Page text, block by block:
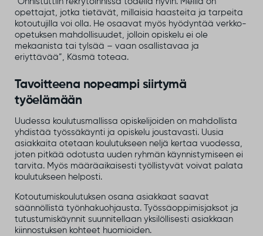
opettajat, jotka tietävät, millaisia haasteita ja tarpeita
kotoutujilla voi olla. He osaavat myös hyödyntää verkko-
opetuksen mahdollisuudet, jolloin opiskelu ei ole
mekaanista tai tylsää – vaan osallistavaa ja
eriyttävää”, Käsmä toteaa.
Tavoitteena nopeampi siirtymä
työelämään
Uudessa koulutusmallissa opiskelijoiden on mahdollista
yhdistää työssäkäynti ja opiskelu joustavasti. Uusia
asiakkaita otetaan koulutukseen neljä kertaa vuodessa,
joten pitkää odotusta uuden ryhmän käynnistymiseen ei
tarvita. Myös määräaikaisesti työllistyvät voivat palata
koulutukseen helposti.
Kotoutumiskoulutuksen osana asiakkaat saavat
säännöllistä työnhakuohjausta. Työssäoppimisjaksot ja
tutustumiskäynnit suunnitellaan yksilöllisesti asiakkaan
kiinnostuksen kohteet huomioiden.